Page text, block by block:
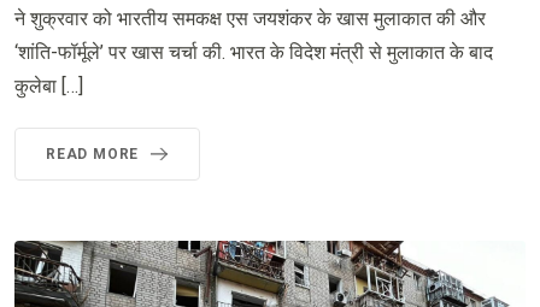
ने शुक्रवार को भारतीय समकक्ष एस जयशंकर के खास मुलाकात की और
‘शांति-फॉर्मूले’ पर खास चर्चा की. भारत के विदेश मंत्री से मुलाकात के बाद
कुलेबा […]
READ MORE